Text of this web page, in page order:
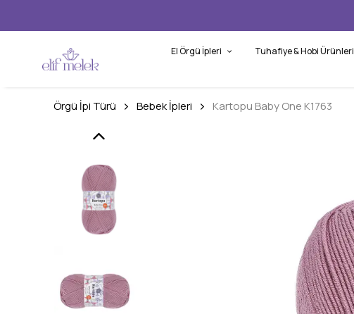
El Örgü İpleri Tuhafiye & Hobi Ürünleri
Örgü İpi Türü Bebek İpleri Kartopu Baby One K1763